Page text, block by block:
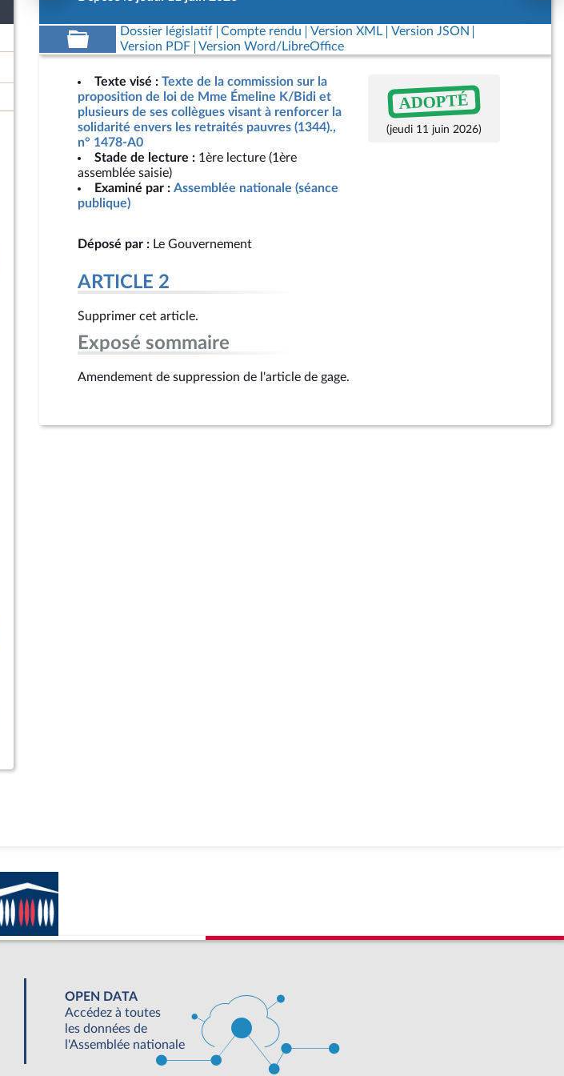
Dossier législatif Compte rendu Version XML
Version JSON
Version PDF
Version Word/LibreOffice
Texte visé : Texte de la commission sur la
proposition de loi de Mme Émeline K/Bidi et
plusieurs de ses collègues visant à renforcer la
solidarité envers les retraités pauvres (1344).,
n° 1478-A0
Stade de lecture : 1ère lecture (1ère
assemblée saisie)
Examiné par : Assemblée nationale (séance
publique)
ADOPTÉ
(jeudi 11 juin 2026)
Déposé par : Le Gouvernement
ARTICLE 2
Supprimer cet article.
Exposé sommaire
Amendement de suppression de l'article de gage.
OPEN DATA
Accédez à toutes
les données de
l'Assemblée nationale